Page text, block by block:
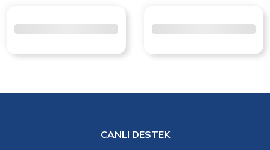
CANLI DESTEK